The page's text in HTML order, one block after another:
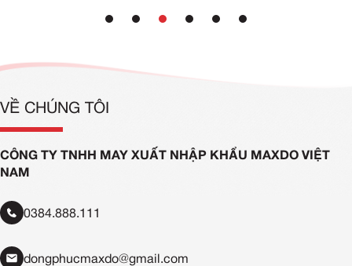
VỀ CHÚNG TÔI
CÔNG TY TNHH MAY XUẤT NHẬP KHẨU MAXDO VIỆT
NAM
0384.888.111
dongphucmaxdo@gmail.com